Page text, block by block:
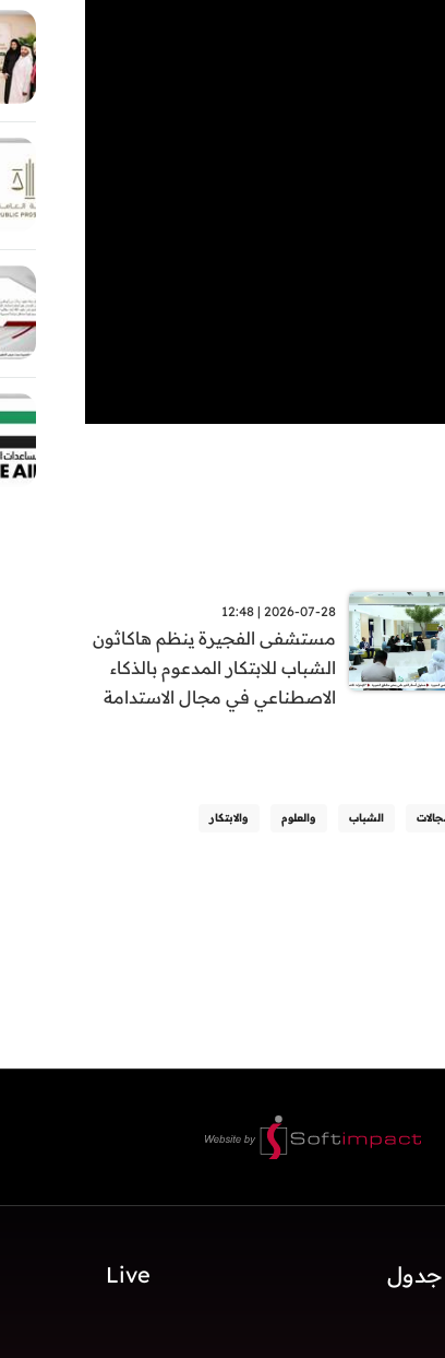
2026-07-28 | 12:48
مستشفى الفجيرة ينظم هاكاثون
الشباب للابتكار المدعوم بالذكاء
الاصطناعي في مجال الاستدامة
الشباب والعلوم والابتكار
جدول Live